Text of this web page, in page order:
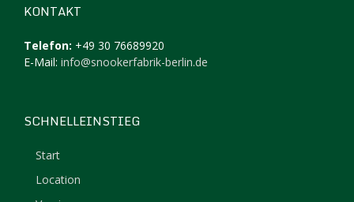
KONTAKT
Telefon: +49 30 76689920
E-Mail: info@snookerfabrik-berlin.de
SCHNELLEINSTIEG
Start
Location